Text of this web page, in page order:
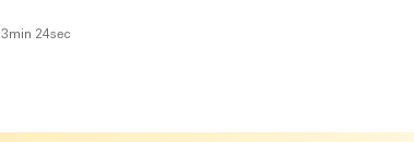
3min 24sec